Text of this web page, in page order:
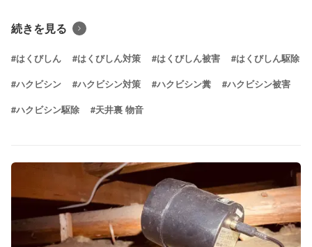
続きを見る
#はくびしん #はくびしん対策 #はくびしん被害 #はくびしん駆除
#ハクビシン #ハクビシン対策 #ハクビシン糞 #ハクビシン被害
#ハクビシン駆除 #天井裏 物音